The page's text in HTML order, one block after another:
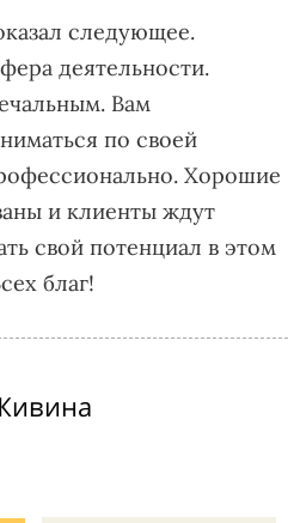
следующее.
деятельности.
Вам
по своей
Хорошие
и клиенты ждут
свой потенциал в этом
благ!